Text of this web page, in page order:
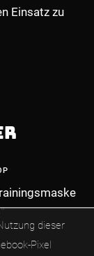
dieser
Pixel
Einsatz zu